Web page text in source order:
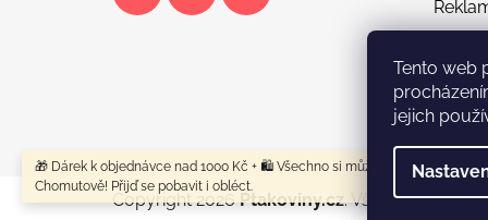
Tento web
jejich
🎁 Dárek k objednávce nad 1000 Kč + 🛍️ Všechno si můžeš vyzkoušet u nás
Chomutově! Přijď se pobavit i obléct.
FAQ
Copyright 2026Ptakoviny.cz. Všechna práva